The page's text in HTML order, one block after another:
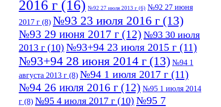
2016 г (16) №92 27 июля 2013 г (6) №92 27 июня
2017 г (8) №93 23 июля 2016 г (13)
№93 29 июня 2017 г (12) №93 30 июля
2013 г (10) №93+94 23 июля 2015 г (11)
№93+94 28 июня 2014 г (13) №94 1
августа 2013 г (8) №94 1 июля 2017 г (11)
№94 26 июля 2016 г (12) №95 1 июля 2014
г (8) №95 4 июля 2017 г (10) №95 7